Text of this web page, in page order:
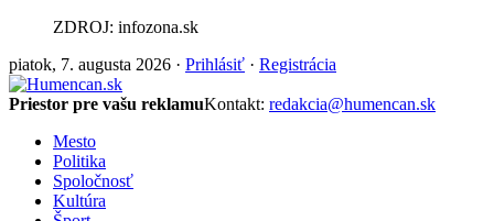
ZDROJ: infozona.sk
piatok, 7. augusta 2026 · Prihlásiť · Registrácia
Priestor pre vašu reklamuKontakt: redakcia@humencan.sk
Mesto
Politika
Spoločnosť
Kultúra